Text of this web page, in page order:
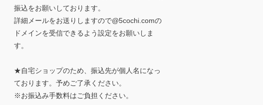
振込をお願いしております。
詳細メールをお送りしますので@5cochi.comの
ドメインを受信できるよう設定をお願いしま
す。
★自宅ショップのため、振込先が個人名になっ
ております。予めご了承ください。
※お振込み手数料はご負担ください。